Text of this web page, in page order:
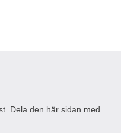
Dela den här sidan med